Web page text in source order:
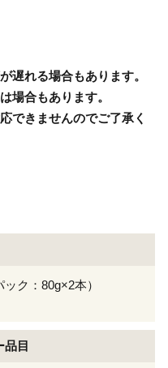
遅れる場合もあります。
場合もあります。
できませんのでご了承く
ク：80g×2本）
品目